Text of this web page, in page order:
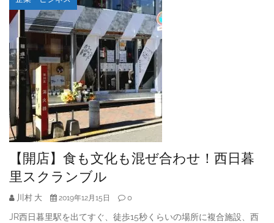
【開店】食も文化も混ぜ合わせ！西日暮
里スクランブル
川村 大 2019年12月15日 0
JR西日暮里駅を出てすぐ、徒歩15秒くらいの場所に複合施設、西